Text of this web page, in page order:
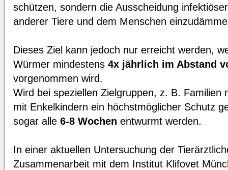
schützen, sondern die Ausscheidung
anderer Tiere und dem Menschen
Dieses Ziel kann jedoch nur erreicht werden,
Würmer mindestens 4x jährlich im Abstand
vorgenommen wird.
Wird bei speziellen Zielgruppen, z. B. Familien
mit Enkelkindern ein höchstmöglicher Schutz
sogar alle 6-8 Wochen entwurmt werden.
In einer aktuellen Untersuchung der
Zusammenarbeit mit dem Institut Klifovet